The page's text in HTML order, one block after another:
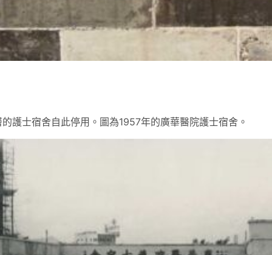
護士宿舍自此停用。圖為1957年的廣華醫院護士宿舍。